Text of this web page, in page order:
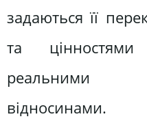
задаються її
та
реальними
відносинами.